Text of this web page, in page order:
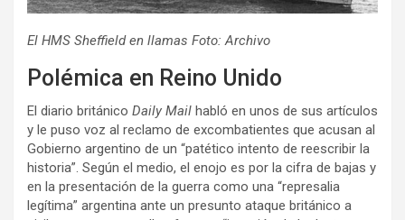
El HMS Sheffield en llamas Foto: Archivo
Polémica en Reino Unido
El diario británico Daily Mail habló en unos de sus artículos
y le puso voz al reclamo de excombatientes que acusan al
Gobierno argentino de un “patético intento de reescribir la
historia”. Según el medio, el enojo es por la cifra de bajas y
en la presentación de la guerra como una “represalia
legítima” argentina ante un presunto ataque británico a